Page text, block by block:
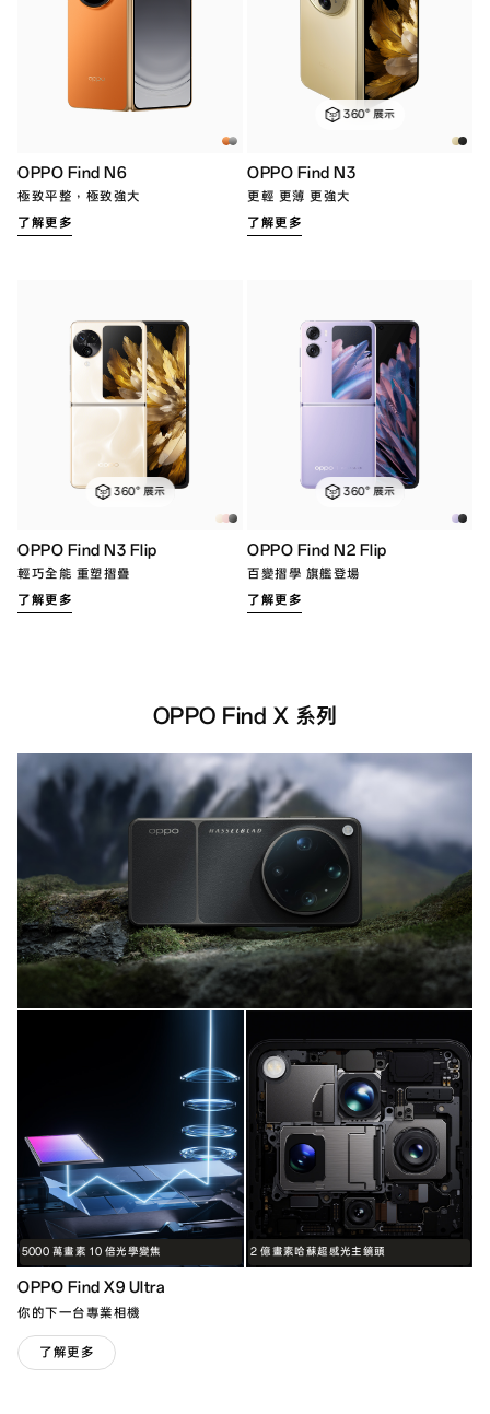
OPPO Find N6
極致平整，極致強大
了解更多
360° 展示
OPPO Find N3
更輕 更薄 更強大
了解更多
360° 展示
OPPO Find N3 Flip
輕巧全能 重塑摺疊
了解更多
360° 展示
OPPO Find N2 Flip
百變摺學 旗艦登場
了解更多
OPPO Find X 系列
5000 萬畫素 10 倍光學變焦 2 億畫素哈蘇超感光主鏡頭
OPPO Find X9 Ultra
你的下一台專業相機
了解更多